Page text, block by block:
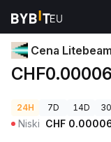
Ceny kryptowalut
Cena Litebeam
24H 7D 14D
Niski CHF